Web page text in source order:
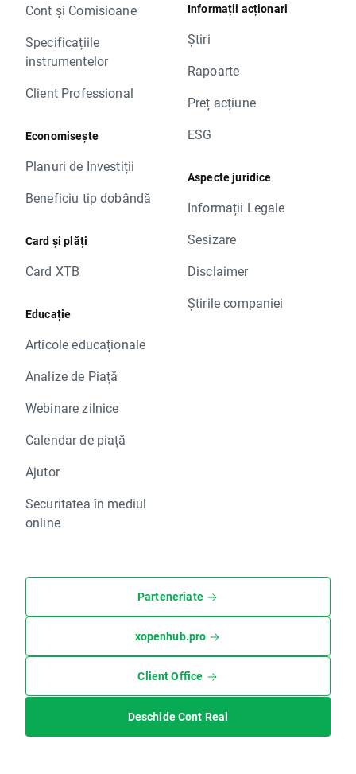
Cont și Comisioane
Specificațiile
instrumentelor
Client Professional
Economisește
Planuri de Investiții
Beneficiu tip dobândă
Card și plăți
Card XTB
Educație
Articole educaționale
Analize de Piață
Webinare zilnice
Calendar de piață
Ajutor
Securitatea în mediul
online
Informații acționari
Știri
Rapoarte
Preț acțiune
ESG
Aspecte juridice
Informații Legale
Sesizare
Disclaimer
Știrile companiei
Parteneriate
xopenhub.pro
Client Office
Deschide Cont Real